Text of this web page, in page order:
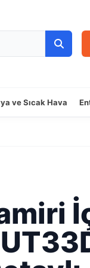
ve Sıcak Hava